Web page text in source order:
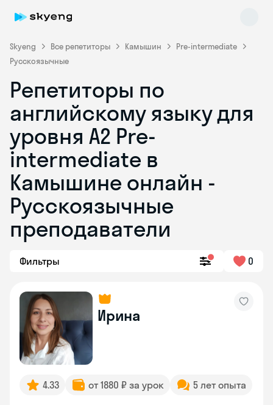
Skyeng Все репетиторы Камышин
Pre-intermediate
Русскоязычные
Репетиторы по
английскому языку для
уровня A2 Pre-
intermediate в
Камышине онлайн -
Русскоязычные
преподаватели
Фильтры 0
Ирина
4.33 от 1880 ₽ за урок 5 лет опыта
Skyeng Chat